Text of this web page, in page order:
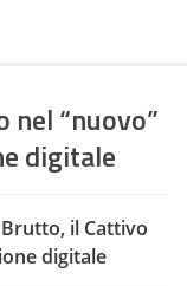
“nuovo”
digitale
il Cattivo
digitale